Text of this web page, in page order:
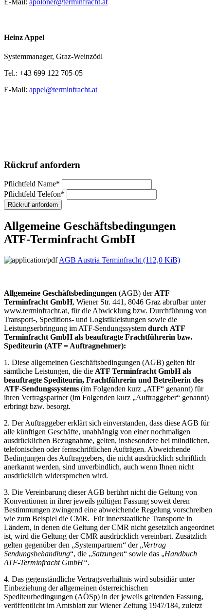
Heinz Appel
Systemmanager, Graz-Weinzödl
Tel.: +43 699 122 705-05
E-Mail: appel@terminfracht.at
Rückruf anfordern
Pflichtfeld Name*
Pflichtfeld Telefon*
Allgemeine Geschäftsbedingungen
ATF-Terminfracht GmbH
AGB Austria Terminfracht (112,0 KiB)
Allgemeine Geschäftsbedingungen (AGB) der ATF
Terminfracht GmbH, Wiener Str. 441, 8046 Graz abrufbar unter
www.terminfracht.at, für die Abwicklung bzw. Durchführung von
Transport-, Speditions- und Logistikleistungen sowie die
Leistungserbringung im ATF-Sendungssystem durch ATF
Terminfracht GmbHals beauftragte Frachtführerin bzw.
Spediteurin (ATF = Auftragnehmer):
1. Diese allgemeinen Geschäftsbedingungen (AGB) gelten für
sämtliche Leistungen, die die ATF Terminfracht GmbH als
beauftragte Spediteurin, Frachtführerin und Betreiberin des
ATF-Sendungssystems (im Folgenden kurz „ATF“ genannt) für
ihren Vertragspartner (im Folgenden kurz „Auftraggeber“ genannt)
erbringt bzw. besorgt.
2. Der Auftraggeber erklärt sich einverstanden, dass diese AGB für
alle künftigen Geschäfte, unabhängig von einer nochmaligen
ausdrücklichen Bezugnahme, gelten, insbesondere bei mündlichen,
telefonischen oder fernschriftlichen Aufträgen. Abweichende
Bedingungen des Auftraggebers, die nicht ausdrücklich schriftlich
anerkannt werden, sind unverbindlich, auch wenn Ihnen nicht
ausdrücklich widersprochen wird.
3. Die Vereinbarung dieser AGB berührt nicht die Geltung von
Konventionen in ihrer jeweils gültigen Fassung soweit deren
Bestimmungen zwingend eine abweichende Regelung vorschreiben
wie zum Beispiel die CMR. Für innerstaatliche Transporte in
Ländern, in denen die Geltung der CMR nicht gesetzlich angeordnet
ist, wird die Geltung der CMR ausdrücklich vereinbart. Zusätzlich
gelten gegenüber den „Systempartnern“ der „Vertrag
Sendungsbehandlung“, die „Satzungen“ sowie das „Handbuch
ATF-Terminfracht GmbH“.
4. Das gegenständliche Vertragsverhältnis wird subsidiär unter
Einbeziehung der allgemeinen österreichischen
Spediteurbedingungen (AÖSp) in der jeweils geltenden Fassung,
veröffentlicht im Amtsblatt zur Wiener Zeitung 1947/184, zuletzt